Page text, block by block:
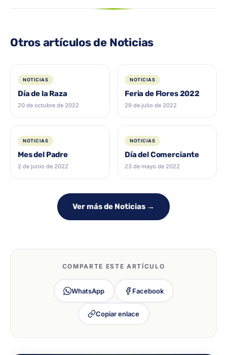
Otros artículos de Noticias
NOTICIAS
Día de la Raza
20 de octubre de 2022
NOTICIAS
Feria de Flores 2022
29 de julio de 2022
NOTICIAS
Mes del Padre
2 de junio de 2022
NOTICIAS
Día del Comerciante
23 de mayo de 2022
Ver más de Noticias →
COMPARTE ESTE ARTÍCULO
WhatsApp Facebook
Copiar enlace